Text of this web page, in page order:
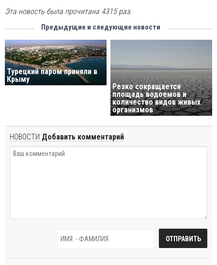
Эта новость была прочитана 4315 раз.
Предыдущие и следующие новости
Турецкий паром приняли в
Крыму
Резко сокращается
площадь водоемов и
количество видов живых
организмов
НОВОСТИ Добавить комментарий